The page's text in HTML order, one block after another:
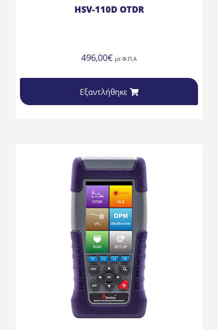
HSV-110D OTDR
496,00€ με Φ.Π.Α
Εξαντλήθηκε